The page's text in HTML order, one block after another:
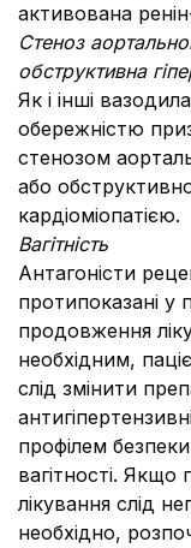
активована
Стеноз
обструктивна
Як і інші
обережністю
стенозом
або
кардіоміопатією.
Вагітність
Антагоністи
протипоказані у
продовження
необхідним,
слід змінити
профілем
вагітності. Якщо
лікування слід
необхідно,